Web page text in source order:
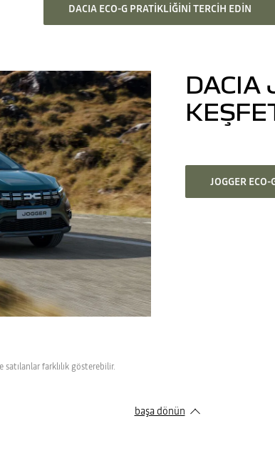
DACIA ECO-G PRATIKLIĞINI TERCIH EDIN
DACIA
JOGGER ECO-
farklılık gösterebilir.
başa dönün